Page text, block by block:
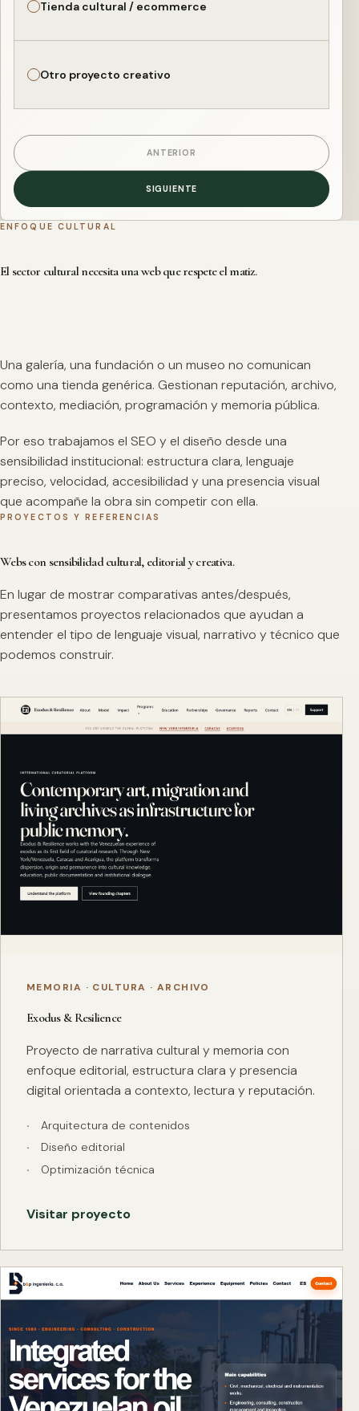
Tienda cultural / ecommerce
Otro proyecto creativo
ANTERIOR
SIGUIENTE
ENFOQUE CULTURAL
El sector cultural necesita una web que respete el matiz.
Una galería, una fundación o un museo no comunican
como una tienda genérica. Gestionan reputación, archivo,
contexto, mediación, programación y memoria pública.
Por eso trabajamos el SEO y el diseño desde una
sensibilidad institucional: estructura clara, lenguaje
preciso, velocidad, accesibilidad y una presencia visual
que acompañe la obra sin competir con ella.
PROYECTOS Y REFERENCIAS
Webs con sensibilidad cultural, editorial y creativa.
En lugar de mostrar comparativas antes/después,
presentamos proyectos relacionados que ayudan a
entender el tipo de lenguaje visual, narrativo y técnico que
podemos construir.
MEMORIA · CULTURA · ARCHIVO
Exodus & Resilience
Proyecto de narrativa cultural y memoria con
enfoque editorial, estructura clara y presencia
digital orientada a contexto, lectura y reputación.
Arquitectura de contenidos
Diseño editorial
Optimización técnica
Visitar proyecto